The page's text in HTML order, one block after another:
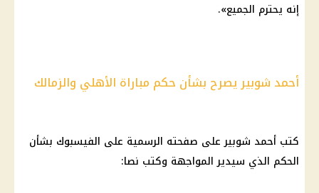
إنه يحترم الجميع».
أحمد شوبير يصرح بشأن حكم مباراة الأهلي والزمالك
كتب أحمد شوبيرعلى صفحته الرسمية على الفيسبوك بشأن
الحكم الذي سيدير المواجهة وكتب نصا: